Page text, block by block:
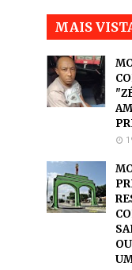
MAIS